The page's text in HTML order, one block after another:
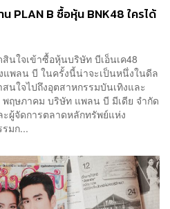
น PLAN B ซื้อหุ้น BNK48 ใครได้
นใจเข้าซื้อหุ้นบริษัท บีเอ็นเค48
พลน บี ในครั้งนี้น่าจะเป็นหนึ่งในดีล
ใจไปถึงอุตสาหกรรมบันเทิงและ
ฤษภาคม บริษัท แพลน บี มีเดีย จำกัด
ผู้จัดการตลาดหลักทรัพย์แห่ง
มก...